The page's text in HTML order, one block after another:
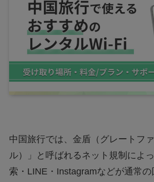
中国旅行では、金盾（グレートフ
ル）」と呼ばれるネット規制によ
索・LINE・Instagramなどが通常